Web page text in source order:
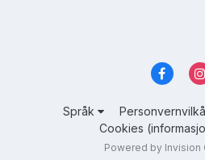
Språk
Cookies
Powered by Invision